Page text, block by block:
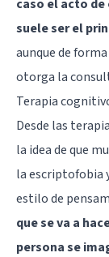
caso el acto
suele ser el
aunque de
otorga la
Terapia
Desde las
la idea de que
la escriptofobia
estilo de
que se va a
persona se